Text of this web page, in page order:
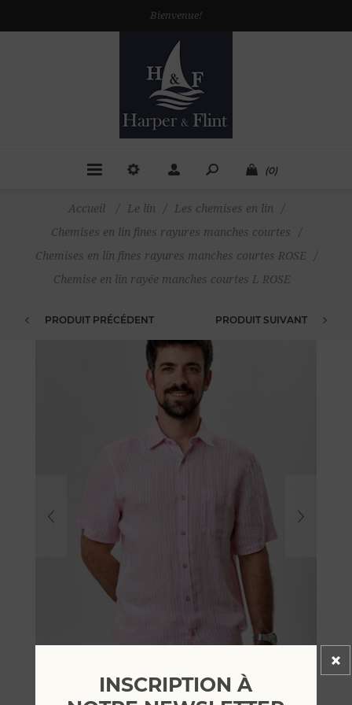
Bienvenue!
(0)
Accueil / Le lin / Les chemises en lin
/
Chemises en lin fines rayures manches courtes
/
Chemises en lin fines rayures manches courtes ROSE
/
Chemise en lin rayée manches courtes L ROSE
PRODUIT PRÉCÉDENT PRODUIT SUIVANT
INSCRIPTION À